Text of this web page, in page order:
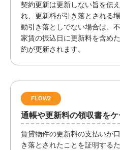
契約更新は更新しない旨を伝
れ、更新料が引き落とされる
動引き落としでない場合は、
家賃の振込日に更新料を含め
約が更新されます。
FLOW2
通帳や更新料の領収書を
賃貸物件の更新料の支払いが
き落とされたことを証明する